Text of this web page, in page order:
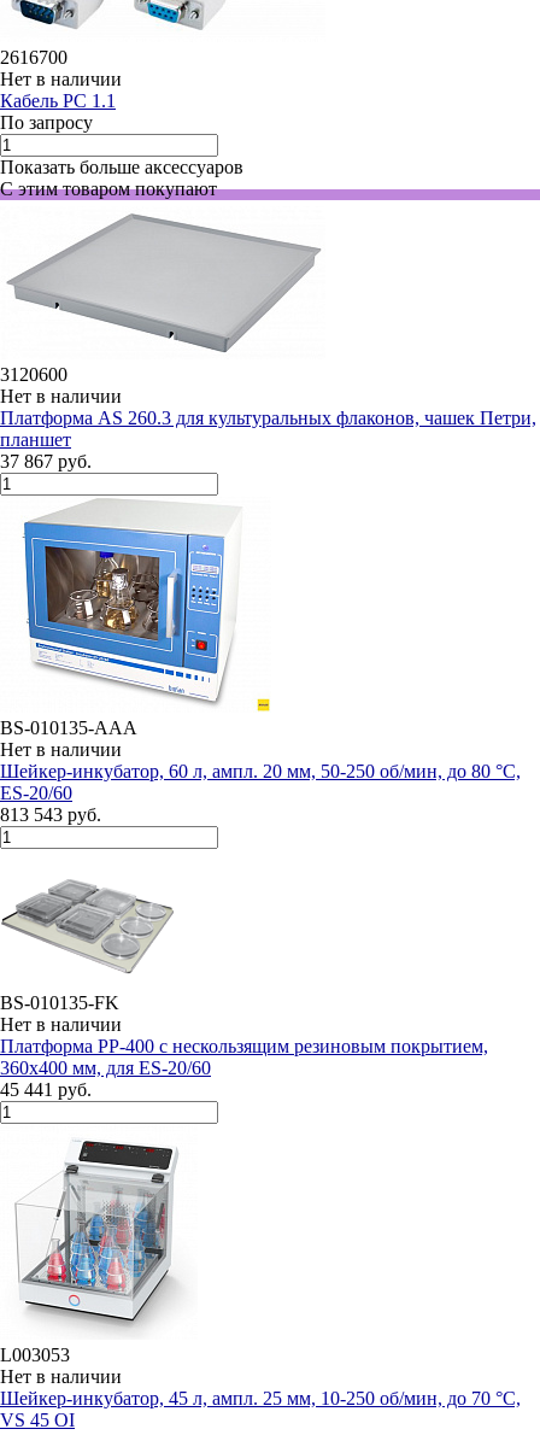
2616700
Нет в наличии
Кабель PC 1.1
По запросу
Показать больше аксессуаров
С этим товаром покупают
3120600
Нет в наличии
Платформа AS 260.3 для культуральных флаконов, чашек Петри,
планшет
37 867 руб.
BS-010135-AAA
Нет в наличии
Шейкер-инкубатор, 60 л, ампл. 20 мм, 50-250 об/мин, до 80 °C,
ES-20/60
813 543 руб.
BS-010135-FK
Нет в наличии
Платформа PP-400 с нескользящим резиновым покрытием,
360x400 мм, для ES-20/60
45 441 руб.
L003053
Нет в наличии
Шейкер-инкубатор, 45 л, ампл. 25 мм, 10-250 об/мин, до 70 °C,
VS 45 OI